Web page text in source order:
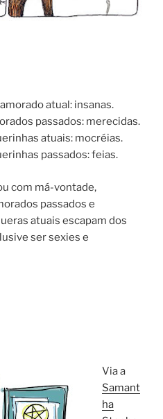
atual: insanas.
passados: merecidas.
atuais: mocréias.
passados: feias.
com má-vontade,
passados e
atuais escapam dos
ser sexies e
Via a
Samant
ha